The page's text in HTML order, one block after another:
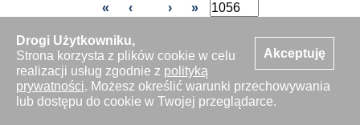
Akceptuję
Drogi Użytkowniku,
Strona korzysta z plików cookie w celu
realizacji usług zgodnie z polityką
prywatności. Możesz określić warunki przechowywania
lub dostępu do cookie w Twojej przeglądarce.
« ‹ › »
Start
Kontakt
Oferta
Zaloguj